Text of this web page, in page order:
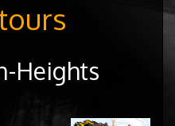
Heights